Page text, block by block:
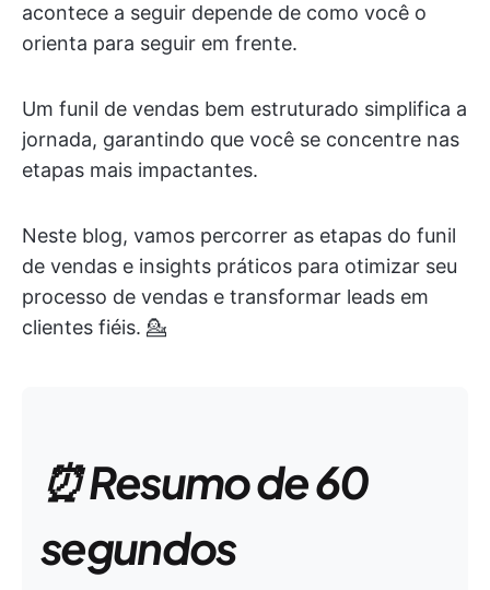
acontece a seguir depende de como você o
orienta para seguir em frente.
Um funil de vendas bem estruturado simplifica a
jornada, garantindo que você se concentre nas
etapas mais impactantes.
Neste blog, vamos percorrer as etapas do funil
de vendas e insights práticos para otimizar seu
processo de vendas e transformar leads em
clientes fiéis. 💁
⏰ Resumo de 60
segundos